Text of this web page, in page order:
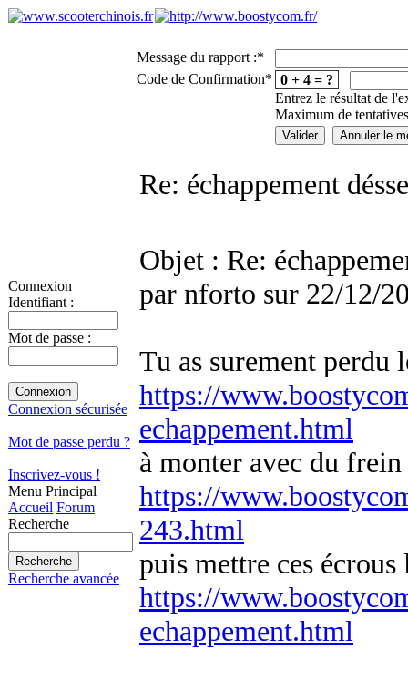
Connexion
Identifiant :
Mot de passe :
Connexion sécurisée
Mot de passe perdu ?
Inscrivez-vous !
Menu Principal
Accueil Forum
Recherche
Recherche avancée
Message du rapport :*
Code de Confirmation* 0 + 4 = ?
Entrez le résultat de
Maximum de
Re: échappement
Objet : Re:
par nforto sur 22/12/
Tu as surement perdu
https://
echappement.html
à monter avec du
https://
243.html
puis mettre ces
https://
echappement.html